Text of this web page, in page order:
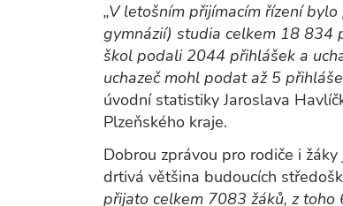
„V letošním přijímacím řízení
gymnázií) studia celkem 18 834
škol podali 2044 přihlášek a
uchazeč mohl podat až 5
úvodní statistiky Jaroslava
Plzeňského kraje.
Dobrou zprávou pro rodiče i
drtivá většina budoucích
přijato celkem 7083 žáků, z